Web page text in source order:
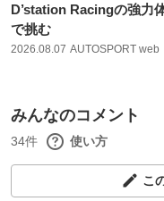
D’station Racingの強力
で挑む
2026.08.07 AUTOSPORT web
みんなのコメント
34件 使い方
こ